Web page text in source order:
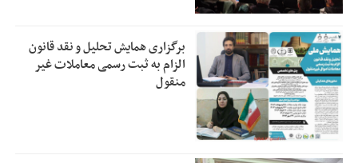
برگزاری همایش تحلیل و نقد قانون
الزام به ثبت رسمی معاملات غیر
منقول